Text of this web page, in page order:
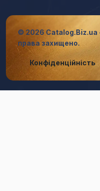
© 2026 Catalog.Biz.ua -
права захищено.
Конфіденційність